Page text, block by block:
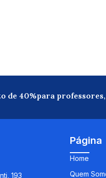
de 40%para
193
Página
Home
Quem